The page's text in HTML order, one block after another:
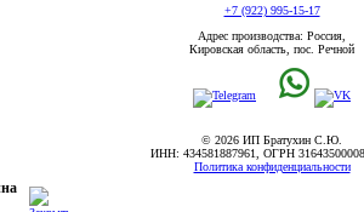
+7 (922) 995-15-17
Адрес производства: Россия,
Кировская область, пос. Речной
© 2026 ИП Братухин С.Ю.
ИНН: 434581887961, ОГРН
Политика конфиденциальности